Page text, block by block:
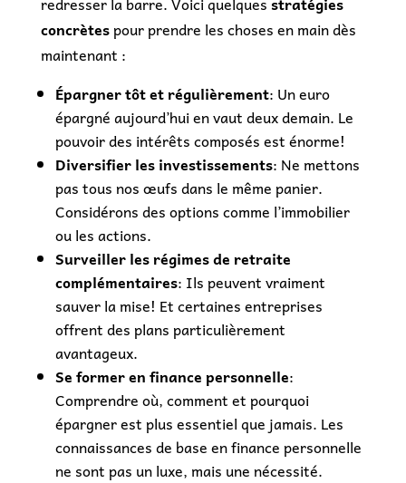
concrètespour prendre les choses en main dès
maintenant :
Épargner tôt et régulièrement: Un euro
épargné aujourd’hui en vaut deux demain. Le
pouvoir des intérêts composés est énorme!
Diversifier les investissements: Ne mettons
pas tous nos œufs dans le même panier.
Considérons des options comme l’immobilier
ou les actions.
Surveiller les régimes de retraite
complémentaires: Ils peuvent vraiment
sauver la mise! Et certaines entreprises
offrent des plans particulièrement
avantageux.
Se former en finance personnelle:
Comprendre où, comment et pourquoi
épargner est plus essentiel que jamais. Les
connaissances de base en finance personnelle
ne sont pas un luxe, mais une nécessité.